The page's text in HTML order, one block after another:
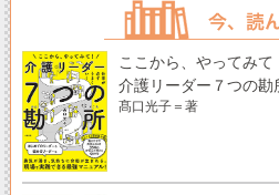
ここから、やってみ
介護リーダー７つの勘
髙口光子＝著